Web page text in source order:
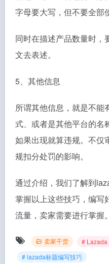
字母要大写，但不要全部
同时在描述产品数量时，
文去表述。
5、其他信息
所谓其他信息，就是不能
式、或者是其他平台的名
如果出现就算违规。不仅
规扣分处罚的影响。
通过介绍，我们了解到
掌握以上这些技巧，编写
流量，卖家需要进行掌握。
卖家干货 # Lazada
# lazada标题编写技巧